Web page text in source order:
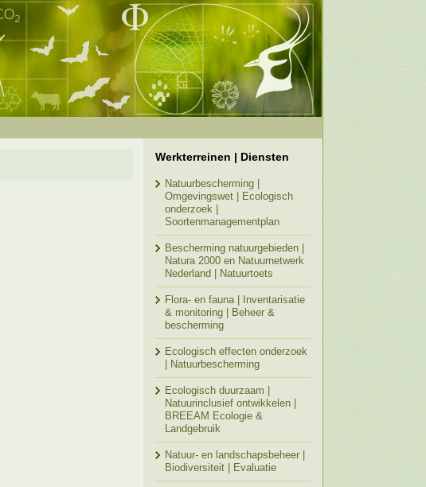
Werkterreinen | Diensten
Natuurbescherming |
Omgevingswet | Ecologisch
onderzoek |
Soortenmanagementplan
Bescherming natuurgebieden |
Natura 2000 en Natuurnetwerk
Nederland | Natuurtoets
Flora- en fauna | Inventarisatie
& monitoring | Beheer &
bescherming
Ecologisch effecten onderzoek
| Natuurbescherming
Ecologisch duurzaam |
Natuurinclusief ontwikkelen |
BREEAM Ecologie &
Landgebruik
Natuur- en landschapsbeheer |
Biodiversiteit | Evaluatie